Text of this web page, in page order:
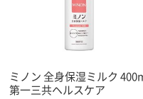
ミノン 全身保湿ミルク
第一三共ヘルスケア